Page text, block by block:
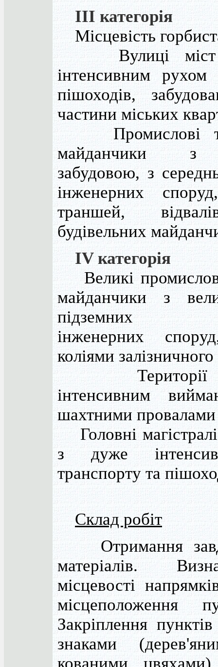
III категорія
Місцевість
Вулиці міст
інтенсивним рухом
пішоходів,
частини міських
Промислові та
майданчики з
забудовою, з
інженерних
траншей,
будівельних
IV категорія
Великі
майданчики з
підземних
інженерних
коліями
Території
інтенсивним
шахтними провалами
Головні
з дуже
транспорту та
Склад робіт
Отримання
матеріалів.
місцевості
місцеположення
Закріплення
знаками